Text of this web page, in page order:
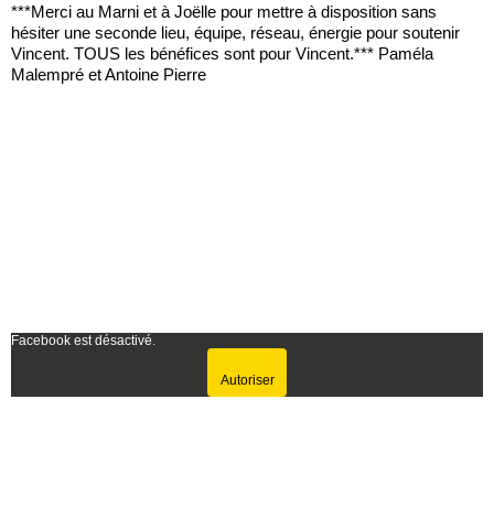
***Merci au Marni et à Joëlle pour mettre à disposition sans
hésiter une seconde lieu, équipe, réseau, énergie pour soutenir
Vincent. TOUS les bénéfices sont pour Vincent.*** Paméla
Malempré et Antoine Pierre
Facebook est désactivé.
Autoriser